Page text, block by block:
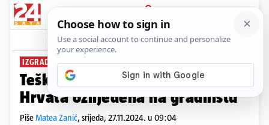
PRIJAVA
News Komentari
IZGRADNJA TUNELA
Teška nesreća u Austriji: Dvojica
Hrvata ozlijeđena na gradilištu
PišeMatea Zanić, srijeda, 27.11.2024. u 09:04